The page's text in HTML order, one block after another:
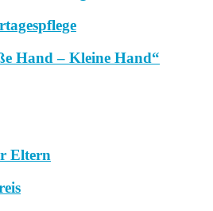
Hand – Kleine Hand“
Eltern